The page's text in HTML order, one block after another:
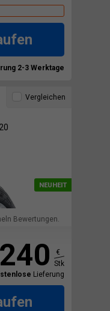
2-3 Werktage
Bewertungen.
Vergleichen
240
€
Stk
Lieferung